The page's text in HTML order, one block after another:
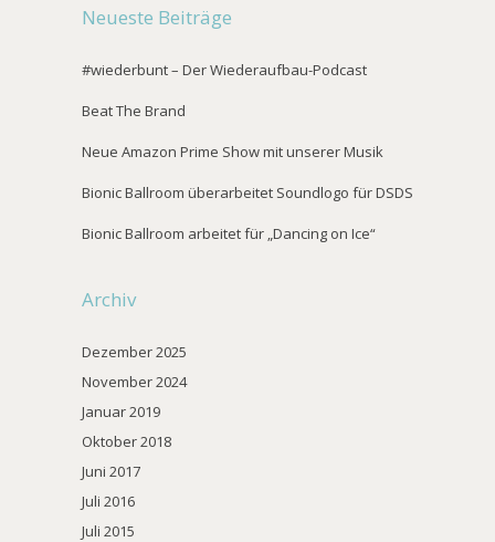
Neueste Beiträge
#wiederbunt – Der Wiederaufbau-Podcast
Beat The Brand
Neue Amazon Prime Show mit unserer Musik
Bionic Ballroom überarbeitet Soundlogo für DSDS
Bionic Ballroom arbeitet für „Dancing on Ice“
Archiv
Dezember 2025
November 2024
Januar 2019
Oktober 2018
Juni 2017
Juli 2016
Juli 2015